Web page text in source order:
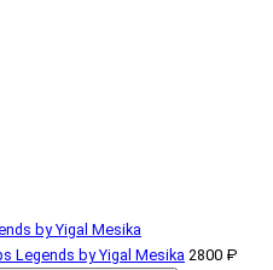
Legends by Yigal Mesika 2800 ₽